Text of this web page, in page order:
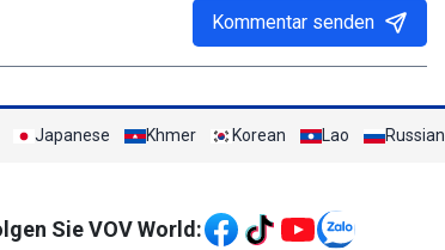
Kommentar senden
Japanese Khmer Korean Lao Russian
Sie VOV World: